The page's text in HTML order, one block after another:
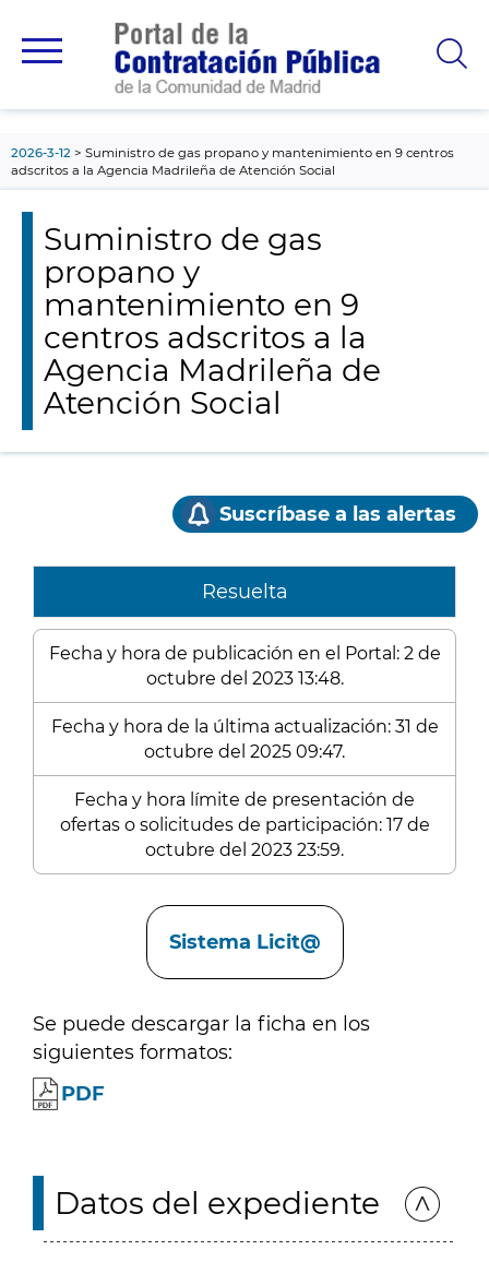
principal
2026-3-12
Suministro de gas propano y mantenimiento en 9 centros
adscritos a la Agencia Madrileña de Atención Social
Suministro de gas
propano y
mantenimiento en 9
centros adscritos a la
Agencia Madrileña de
Atención Social
Suscríbase a las alertas
Resuelta
Fecha y hora de publicación en el Portal: 2 de
octubre del 2023 13:48.
Fecha y hora de la última actualización: 31 de
octubre del 2025 09:47.
Fecha y hora límite de presentación de
ofertas o solicitudes de participación: 17 de
octubre del 2023 23:59.
Sistema Licit@
Se puede descargar la ficha en los
siguientes formatos:
PDF
Datos del expediente